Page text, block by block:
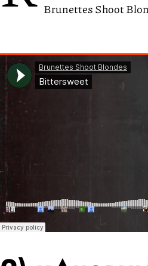
Brunettes Shoot